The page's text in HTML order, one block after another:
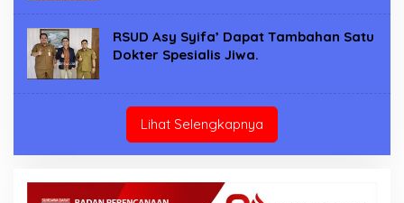
RSUD Asy Syifa’ Dapat Tambahan Satu
Dokter Spesialis Jiwa.
Lihat Selengkapnya